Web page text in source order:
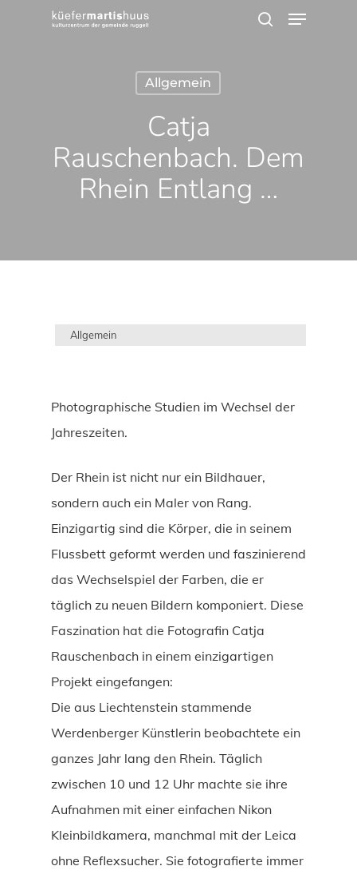
Menu
Allgemein
Catja
Rauschenbach. Dem
Rhein Entlang …
Allgemein
Photographische Studien im Wechsel der
Jahreszeiten.
Der Rhein ist nicht nur ein Bildhauer,
sondern auch ein Maler von Rang.
Einzigartig sind die Körper, die in seinem
Flussbett geformt werden und faszinierend
das Wechselspiel der Farben, die er
täglich zu neuen Bildern komponiert. Diese
Faszination hat die Fotografin Catja
Rauschenbach in einem einzigartigen
Projekt eingefangen:
Die aus Liechtenstein stammende
Werdenberger Künstlerin beobachtete ein
ganzes Jahr lang den Rhein. Täglich
zwischen 10 und 12 Uhr machte sie ihre
Aufnahmen mit einer einfachen Nikon
Kleinbildkamera, manchmal mit der Leica
ohne Reflexsucher. Sie fotografierte immer